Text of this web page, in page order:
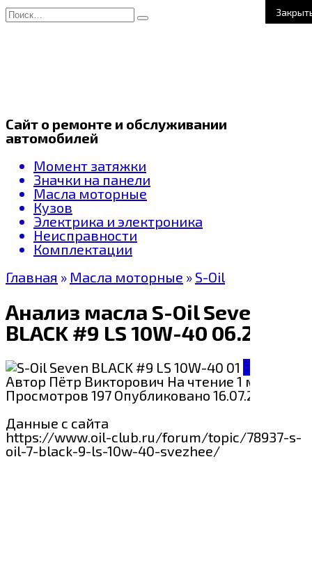
Перейти
к
Search
for:
Сайт о ремонте и обслуживании
автомобилей
Момент затяжки
Значки на панели
Масла моторные
Кузов
Электрика и электроника
Неисправности
Комплектации
Главная » Масла моторные » S-Oil
Анализ масла S-Oil Seven
BLACK #9 LS 10W-40 06.2023
S-Oil
Автор Пётр Викторович На чтение 1 мин
Просмотров 197 Опубликовано 16.07.2024
Данные с сайта
https://www.oil-club.ru/forum/topic/78937-s-
oil-7-black-9-ls-10w-40-svezhee/